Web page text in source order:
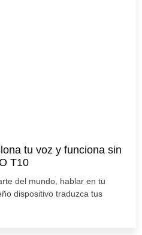
tu voz y funciona sin
T10
del mundo, hablar en tu
dispositivo traduzca tus